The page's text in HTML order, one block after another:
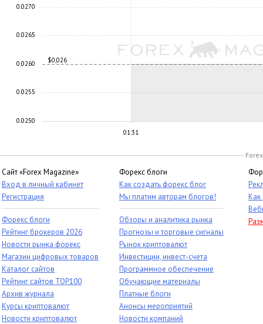
01:31
$0,026
0.0250
0.0255
0.0260
0.0265
0.0270
Сайт «Forex Magazine»
Вход в личный кабинет
Регистрация
Форекс блоги
Рейтинг брокеров 2026
Новости рынка форекс
Магазин цифровых товаров
Каталог сайтов
Рейтинг сайтов TOP100
Архив журнала
Курсы криптовалют
Новости криптовалют
Форекс блоги
Как создать форекс блог
Мы платим авторам блогов!
Обзоры и аналитика рынка
Прогнозы и торговые сигналы
Рынок криптовалют
Инвестиции, инвест-счета
Программное обеспечение
Обучающие материалы
Платные блоги
Анонсы мероприятий
Новости компаний
Как